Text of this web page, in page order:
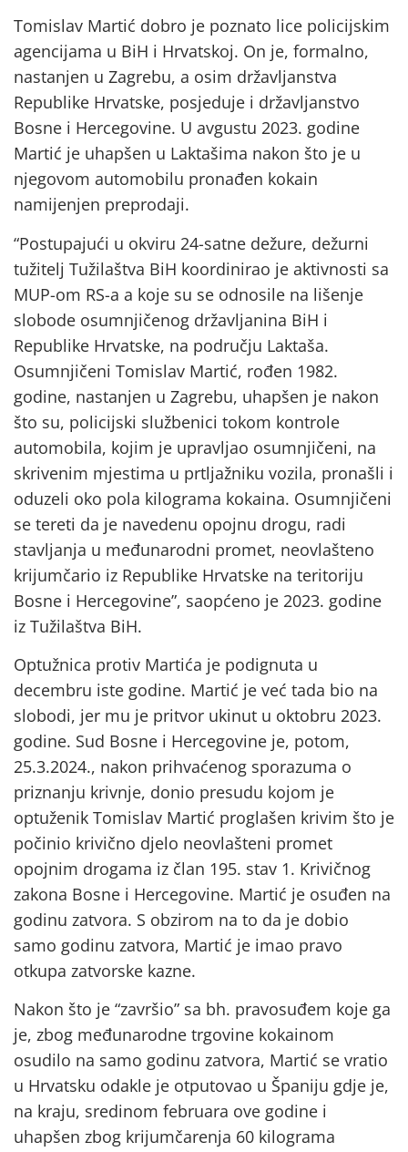
Tomislav Martić dobro je poznato lice policijskim
agencijama u BiH i Hrvatskoj. On je, formalno,
nastanjen u Zagrebu, a osim državljanstva
Republike Hrvatske, posjeduje i državljanstvo
Bosne i Hercegovine. U avgustu 2023. godine
Martić je uhapšen u Laktašima nakon što je u
njegovom automobilu pronađen kokain
namijenjen preprodaji.
“Postupajući u okviru 24-satne dežure, dežurni
tužitelj Tužilaštva BiH koordinirao je aktivnosti sa
MUP-om RS-a a koje su se odnosile na lišenje
slobode osumnjičenog državljanina BiH i
Republike Hrvatske, na području Laktaša.
Osumnjičeni Tomislav Martić, rođen 1982.
godine, nastanjen u Zagrebu, uhapšen je nakon
što su, policijski službenici tokom kontrole
automobila, kojim je upravljao osumnjičeni, na
skrivenim mjestima u prtljažniku vozila, pronašli i
oduzeli oko pola kilograma kokaina. Osumnjičeni
se tereti da je navedenu opojnu drogu, radi
stavljanja u međunarodni promet, neovlašteno
krijumčario iz Republike Hrvatske na teritoriju
Bosne i Hercegovine”, saopćeno je 2023. godine
iz Tužilaštva BiH.
Optužnica protiv Martića je podignuta u
decembru iste godine. Martić je već tada bio na
slobodi, jer mu je pritvor ukinut u oktobru 2023.
godine. Sud Bosne i Hercegovine je, potom,
25.3.2024., nakon prihvaćenog sporazuma o
priznanju krivnje, donio presudu kojom je
optuženik Tomislav Martić proglašen krivim što je
počinio krivično djelo neovlašteni promet
opojnim drogama iz član 195. stav 1. Krivičnog
zakona Bosne i Hercegovine. Martić je osuđen na
godinu zatvora. S obzirom na to da je dobio
samo godinu zatvora, Martić je imao pravo
otkupa zatvorske kazne.
Nakon što je “završio” sa bh. pravosuđem koje ga
je, zbog međunarodne trgovine kokainom
osudilo na samo godinu zatvora, Martić se vratio
u Hrvatsku odakle je otputovao u Španiju gdje je,
na kraju, sredinom februara ove godine i
uhapšen zbog krijumčarenja 60 kilograma